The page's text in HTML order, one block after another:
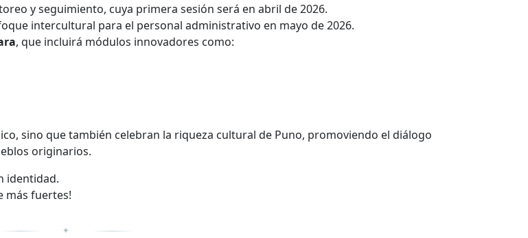
y seguimiento, cuya primera sesión será en abril de 2026.
intercultural para el personal administrativo en mayo de 2026.
, que incluirá módulos innovadores como:
sino que también celebran la riqueza cultural de Puno, promoviendo el diálogo
originarios.
identidad.
más fuertes!
✦